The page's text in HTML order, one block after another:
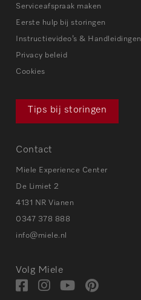
Serviceafspraak maken
Eerste hulp bij storingen
Instructievideo’s & Handleidingen
Privacy beleid
Cookies
Tips bij storingen
Contact
Miele Experience Center
De Limiet 2
4131 NR Vianen
0347 378 888
info@miele.nl
Volg Miele
Bezoek
BezoekBezoek
Visit